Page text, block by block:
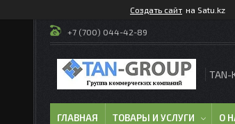
Создать сайт на Satu.kz
+7 (700) 044-42-89
TAN-
ГЛАВНАЯ ТОВАРЫ И УСЛУГИ О